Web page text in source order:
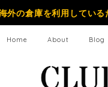
外の倉庫を利用している
Home About Blog